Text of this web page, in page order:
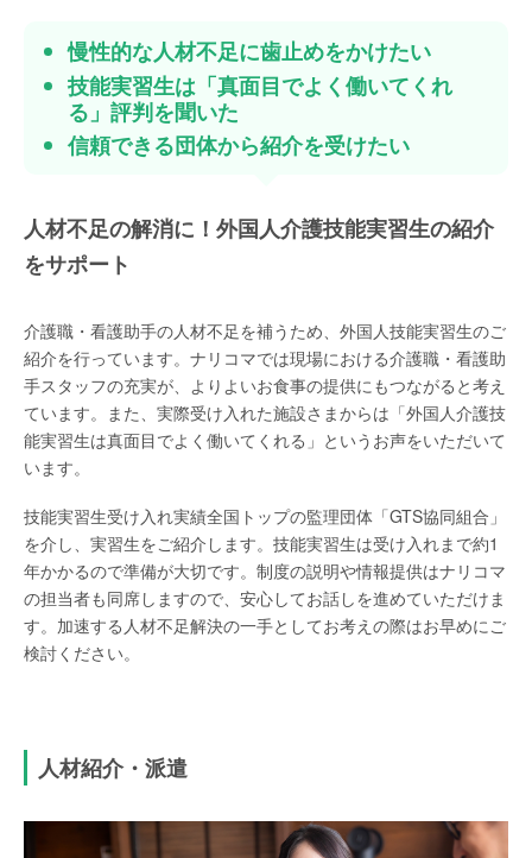
慢性的な人材不足に歯止めをかけたい
技能実習生は「真面目でよく働いてくれ
る」評判を聞いた
信頼できる団体から紹介を受けたい
人材不足の解消に！外国人介護技能実習生の紹介
をサポート
介護職・看護助手の人材不足を補うため、外国人技能実習生のご
紹介を行っています。ナリコマでは現場における介護職・看護助
手スタッフの充実が、よりよいお食事の提供にもつながると考え
ています。また、実際受け入れた施設さまからは「外国人介護技
能実習生は真面目でよく働いてくれる」というお声をいただいて
います。
技能実習生受け入れ実績全国トップの監理団体「GTS協同組合」
を介し、実習生をご紹介します。技能実習生は受け入れまで約1
年かかるので準備が大切です。制度の説明や情報提供はナリコマ
の担当者も同席しますので、安心してお話しを進めていただけま
す。加速する人材不足解決の一手としてお考えの際はお早めにご
検討ください。
人材紹介・派遣